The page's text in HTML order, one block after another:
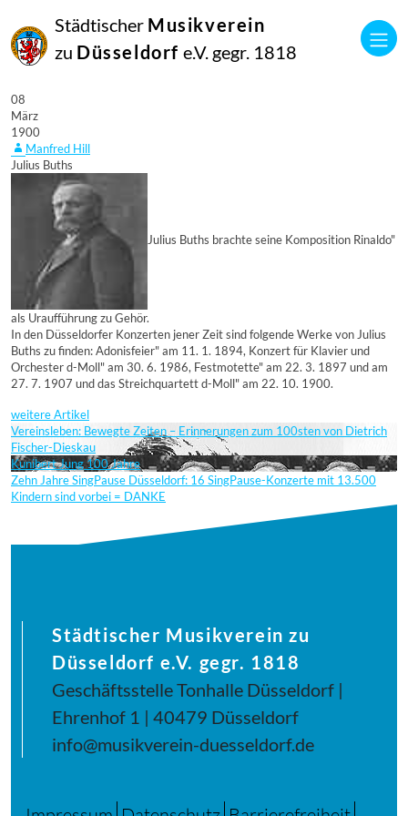
Städtischer Musikverein
zu Düsseldorf e.V. gegr. 1818
08
März
1900
Manfred Hill
Julius Buths
Julius Buths brachte seine Komposition Rinaldo"
als Uraufführung zu Gehör.
In den Düsseldorfer Konzerten jener Zeit sind folgende Werke von Julius
Buths zu finden: Adonisfeier" am 11. 1. 1894, Konzert für Klavier und
Orchester d-Moll" am 30. 6. 1986, Festmotette" am 22. 3. 1897 und am
27. 7. 1907 und das Streichquartett d-Moll" am 22. 10. 1900.
weitere Artikel
Vereinsleben: Bewegte Zeiten – Erinnerungen zum 100sten von Dietrich
Fischer-Dieskau
Kunibert Jung 100 Jahre
Zehn Jahre SingPause Düsseldorf: 16 SingPause-Konzerte mit 13.500
Kindern sind vorbei = DANKE
Städtischer Musikverein zu
Düsseldorf e.V. gegr. 1818
Geschäftsstelle Tonhalle Düsseldorf |
Ehrenhof 1 | 40479 Düsseldorf
info@musikverein-duesseldorf.de